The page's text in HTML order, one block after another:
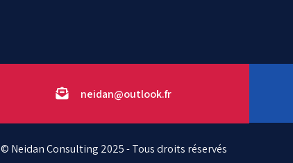
neidan@outlook.fr
© Neidan Consulting 2025 - Tous droits réservés